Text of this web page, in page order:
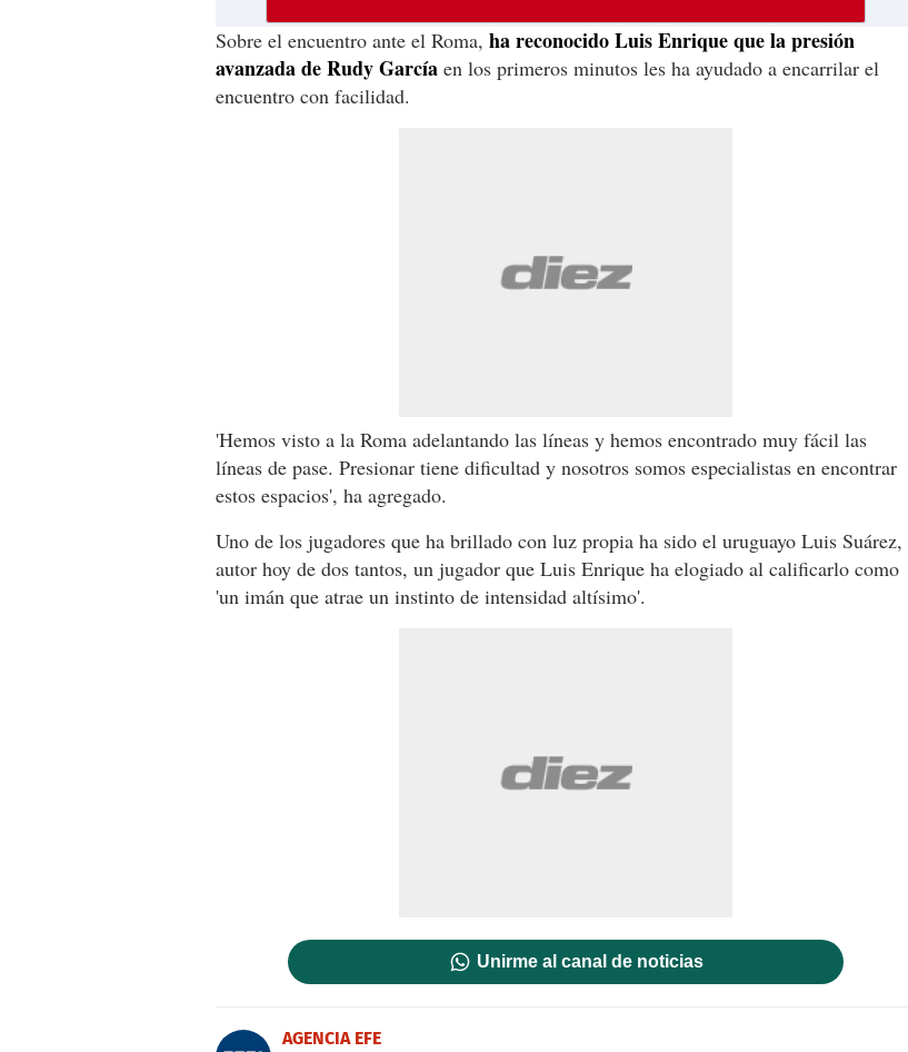
Sobre el encuentro ante el Roma, ha reconocido Luis Enrique que la presión
avanzada de Rudy García en los primeros minutos les ha ayudado a encarrilar el
encuentro con facilidad.
'Hemos visto a la Roma adelantando las líneas y hemos encontrado muy fácil las
líneas de pase. Presionar tiene dificultad y nosotros somos especialistas en encontrar
estos espacios', ha agregado.
Uno de los jugadores que ha brillado con luz propia ha sido el uruguayo Luis Suárez,
autor hoy de dos tantos, un jugador que Luis Enrique ha elogiado al calificarlo como
'un imán que atrae un instinto de intensidad altísimo'.
Unirme al canal de noticias
AGENCIA EFE